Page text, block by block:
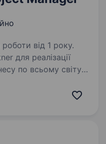
від 1 року.
для реалізації
по всьому світу.
від бренд-